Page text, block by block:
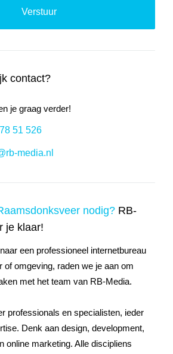
contact?
je graag verder!
51 526
media.nl
nodig? RB-
je klaar!
een professioneel internetbureau
of omgeving, raden we je aan om
met het team van RB-Media.
professionals en specialisten, ieder
Denk aan design, development,
online marketing. Alle discipliens